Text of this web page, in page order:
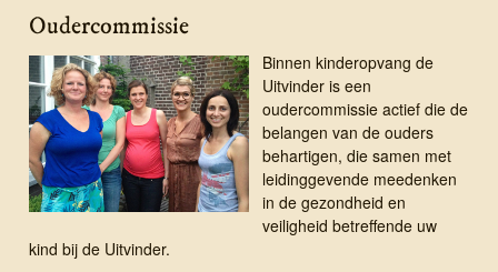
Oudercommissie
Binnen kinderopvang de
Uitvinder is een
oudercommissie actief die de
belangen van de ouders
behartigen, die samen met
leidinggevende meedenken
in de gezondheid en
veiligheid betreffende uw
kind bij de Uitvinder.